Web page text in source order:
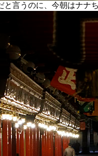
言うのに、今朝はナナ